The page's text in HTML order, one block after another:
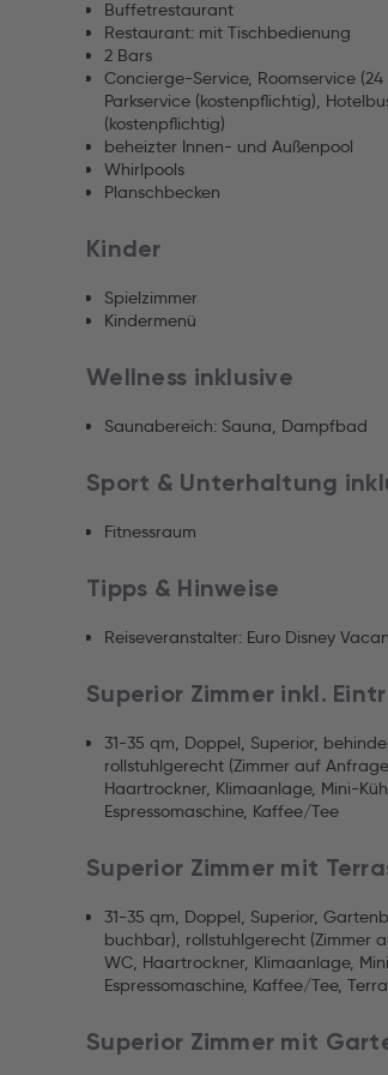
Buffetrestaurant
Restaurant: mit Tischbedienung
2 Bars
Concierge-Service, Roomservice
Parkservice (kostenpflichtig),
(kostenpflichtig)
beheizter Innen- und Außenpool
Whirlpools
Planschbecken
Kinder
Spielzimmer
Kindermenü
Wellness inklusive
Saunabereich: Sauna, Dampfbad
Sport & Unterhaltung
Fitnessraum
Tipps & Hinweise
Reiseveranstalter: Euro Disney
Superior Zimmer inkl.
31-35 qm, Doppel, Superior,
rollstuhlgerecht (Zimmer auf
Haartrockner, Klimaanlage, Mini-
Espressomaschine, Kaffee/Tee
Superior Zimmer mit
31-35 qm, Doppel, Superior,
buchbar), rollstuhlgerecht (Zimmer
WC, Haartrockner, Klimaanlage,
Espressomaschine, Kaffee/Tee,
Superior Zimmer mit